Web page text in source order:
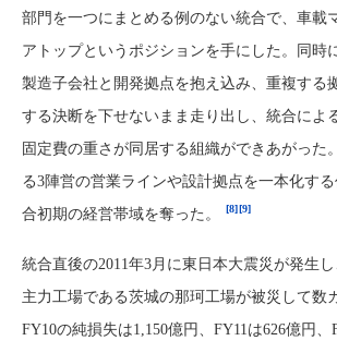
部門を一つにまとめる例のない統合で、車載
アトップというポジションを手にした。同時
製造子会社と開発拠点を抱え込み、重複する
する決断を下せないまま走り出し、統合によ
固定費の重さが同居する組織ができあがった
る3陣営の営業ラインや設計拠点を一本化す
合初期の経営帯域を奪った。
[8] [9]
統合直後の2011年3月に東日本大震災が発生
主力工場である茨城の那珂工場が被災して数
FY10の純損失は1,150億円、FY11は626億円、